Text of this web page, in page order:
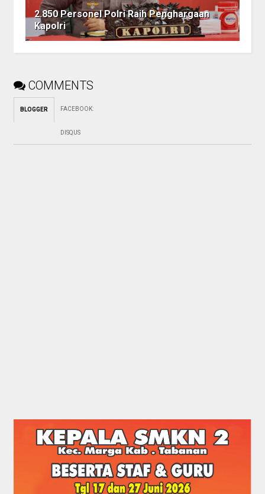
2.850 Personel Polri Raih Penghargaan
Kapolri
COMMENTS
BLOGGER FACEBOOK:
DISQUS